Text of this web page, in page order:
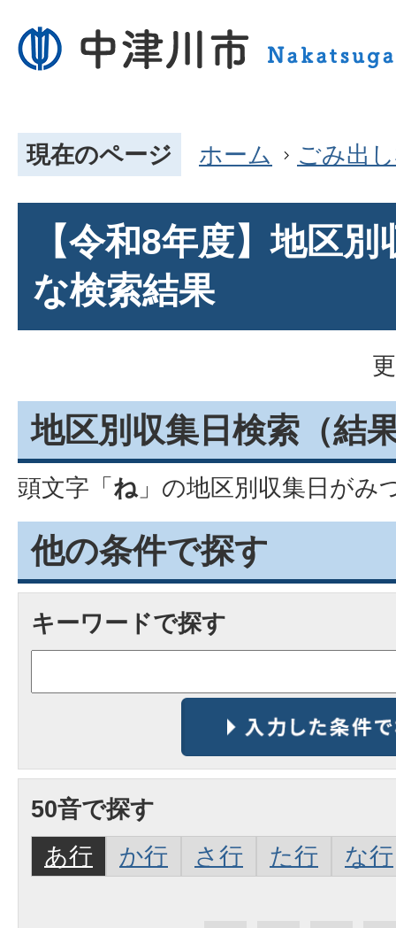
現在のページ ホーム ごみ出
【令和8年度】地区
な検索結果
地区別収集日検索 （結
頭文字「 ね 」の地区別収集日がみ
他の条件で探す
キーワードで探す
50音で探す
あ行
か行 さ行 た行 な行